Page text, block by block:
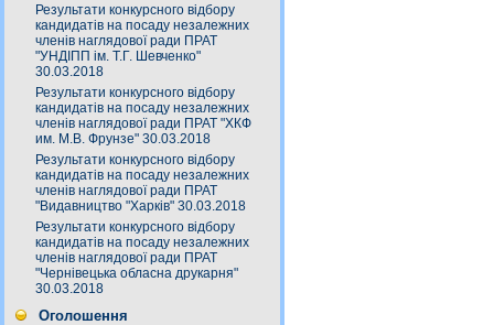
Результати конкурсного відбору
кандидатів на посаду незалежних
членів наглядової ради ПРАТ
"УНДІПП ім. Т.Г. Шевченко"
30.03.2018
Результати конкурсного відбору
кандидатів на посаду незалежних
членів наглядової ради ПРАТ "ХКФ
им. М.В. Фрунзе" 30.03.2018
Результати конкурсного відбору
кандидатів на посаду незалежних
членів наглядової ради ПРАТ
"Видавництво "Харків" 30.03.2018
Результати конкурсного відбору
кандидатів на посаду незалежних
членів наглядової ради ПРАТ
"Чернівецька обласна друкарня"
30.03.2018
Оголошення